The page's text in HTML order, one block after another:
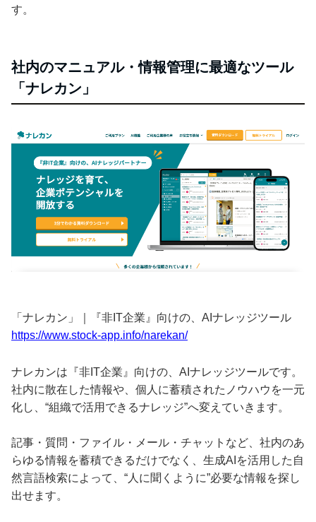
す。
社内のマニュアル・情報管理に最適なツール
「ナレカン」
「ナレカン」｜『非IT企業』向けの、AIナレッジツール
https://www.stock-app.info/narekan/
ナレカンは『非IT企業』向けの、AIナレッジツールです。
社内に散在した情報や、個人に蓄積されたノウハウを一元
化し、“組織で活用できるナレッジ”へ変えていきます。
記事・質問・ファイル・メール・チャットなど、社内のあ
らゆる情報を蓄積できるだけでなく、生成AIを活用した自
然言語検索によって、“人に聞くように”必要な情報を探し
出せます。